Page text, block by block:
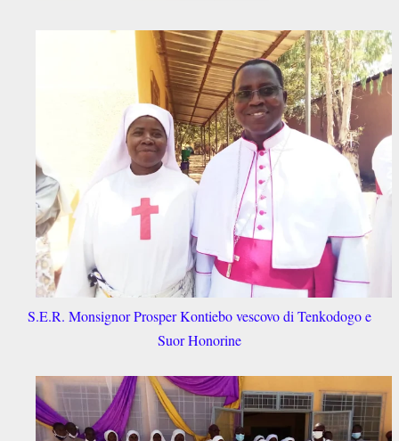
S.E.R. Monsignor Prosper Kontiebo vescovo di Tenkodogo e
Suor Honorine